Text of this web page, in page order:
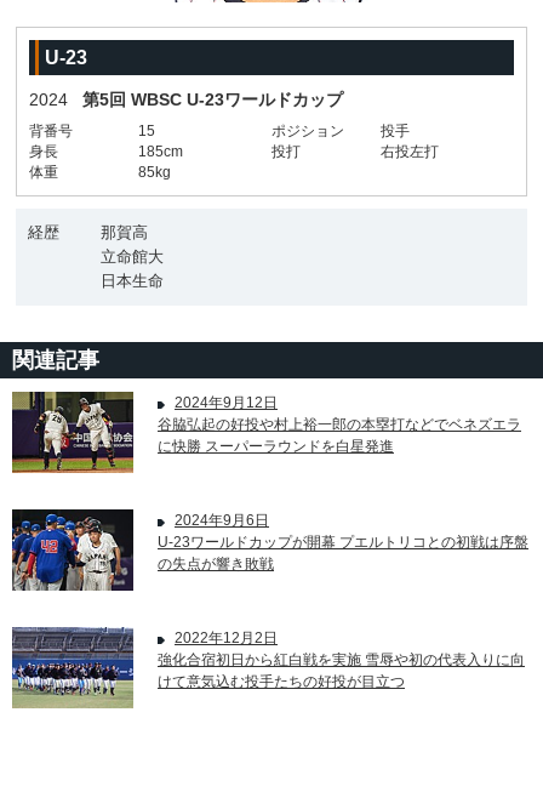
U-23
2024 第5回 WBSC U-23ワールドカップ
背番号 15 ポジション
投手
身長
185cm 投打
右投左打
体重
85kg
経歴
那賀高
立命館大
日本生命
関連記事
2024年9月12日
谷脇弘起の好投や村上裕一郎の本塁打などでベネズエラ
に快勝 スーパーラウンドを白星発進
2024年9月6日
U-23ワールドカップが開幕 プエルトリコとの初戦は序盤
の失点が響き敗戦
2022年12月2日
強化合宿初日から紅白戦を実施 雪辱や初の代表入りに向
けて意気込む投手たちの好投が目立つ